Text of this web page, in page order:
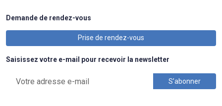
Demande de rendez-vous
Prise de rendez-vous
Saisissez votre e-mail pour recevoir la newsletter